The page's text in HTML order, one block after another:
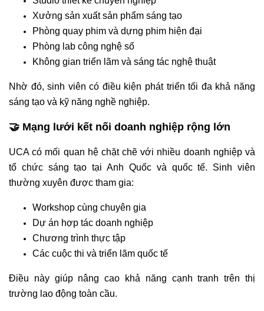
Xưởng sản xuất sản phẩm sáng tạo
Phòng quay phim và dựng phim hiện đại
Phòng lab công nghệ số
Không gian triển lãm và sáng tác nghệ thuật
Nhờ đó, sinh viên có điều kiện phát triển tối đa khả năng
sáng tạo và kỹ năng nghề nghiệp.
🤝 Mạng lưới kết nối doanh nghiệp rộng lớn
UCA có mối quan hệ chặt chẽ với nhiều doanh nghiệp và
tổ chức sáng tạo tại Anh Quốc và quốc tế. Sinh viên
thường xuyên được tham gia:
Workshop cùng chuyên gia
Dự án hợp tác doanh nghiệp
Chương trình thực tập
Các cuộc thi và triển lãm quốc tế
Điều này giúp nâng cao khả năng cạnh tranh trên thị
trường lao động toàn cầu.